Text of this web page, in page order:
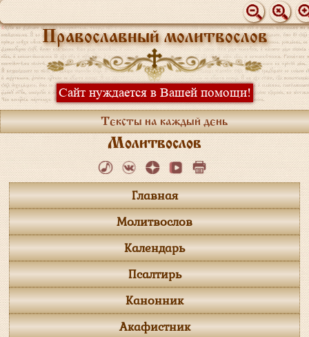
Православный молитвослов
Сайт нуждается в Вашей помощи!
Тексты на каждый день
Молитвослов
Главная
Молитвослов
Календарь
Псалтирь
Канонник
Акафистник